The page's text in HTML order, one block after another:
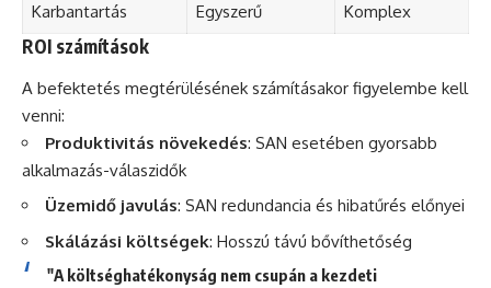
Karbantartás Egyszerű Komplex
ROI számítások
A befektetés megtérülésének számításakor figyelembe kell
venni:
Produktivitás növekedés: SAN esetében gyorsabb
alkalmazás-válaszidők
Üzemidő javulás: SAN redundancia és hibatűrés előnyei
Skálázási költségek: Hosszú távú bővíthetőség
"A költséghatékonyság nem csupán a kezdeti